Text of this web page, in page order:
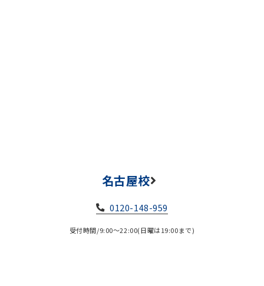
名古屋校
0120-148-959
受付時間/9:00～22:00(日曜は19:00まで)